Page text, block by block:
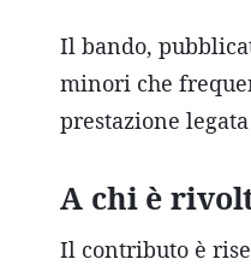
Il bando,
minori che
prestazione
A chi è
Il contributo è